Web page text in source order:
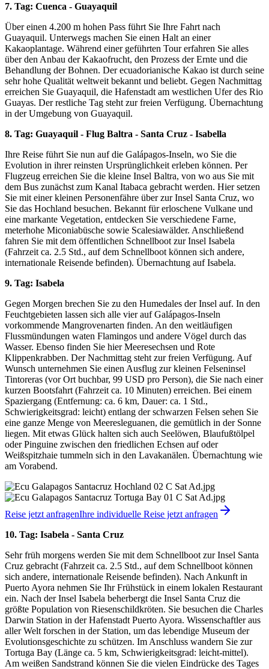
7. Tag: Cuenca - Guayaquil
Über einen 4.200 m hohen Pass führt Sie Ihre Fahrt nach
Guayaquil. Unterwegs machen Sie einen Halt an einer
Kakaoplantage. Während einer geführten Tour erfahren Sie alles
über den Anbau der Kakaofrucht, den Prozess der Ernte und die
Behandlung der Bohnen. Der ecuadorianische Kakao ist durch seine
sehr hohe Qualität weltweit bekannt und beliebt. Gegen Nachmittag
erreichen Sie Guayaquil, die Hafenstadt am westlichen Ufer des Rio
Guayas. Der restliche Tag steht zur freien Verfügung. Übernachtung
in der Umgebung von Guayaquil.
8. Tag: Guayaquil - Flug Baltra - Santa Cruz - Isabella
Ihre Reise führt Sie nun auf die Galápagos-Inseln, wo Sie die
Evolution in ihrer reinsten Ursprünglichkeit erleben können. Per
Flugzeug erreichen Sie die kleine Insel Baltra, von wo aus Sie mit
dem Bus zunächst zum Kanal Itabaca gebracht werden. Hier setzen
Sie mit einer kleinen Personenfähre über zur Insel Santa Cruz, wo
Sie das Hochland besuchen. Bekannt für erloschene Vulkane und
eine markante Vegetation, entdecken Sie verschiedene Farne,
meterhohe Miconiabüsche sowie Scalesiawälder. Anschließend
fahren Sie mit dem öffentlichen Schnellboot zur Insel Isabela
(Fahrzeit ca. 2.5 Std., auf dem Schnellboot können sich andere,
internationale Reisende befinden). Übernachtung auf Isabela.
9. Tag: Isabela
Gegen Morgen brechen Sie zu den Humedales der Insel auf. In den
Feuchtgebieten lassen sich alle vier auf Galápagos-Inseln
vorkommende Mangrovenarten finden. An den weitläufigen
Flussmündungen waten Flamingos und andere Vögel durch das
Wasser. Ebenso finden Sie hier Meeresechsen und Rote
Klippenkrabben. Der Nachmittag steht zur freien Verfügung. Auf
Wunsch unternehmen Sie einen Ausflug zur kleinen Felseninsel
Tintoreras (vor Ort buchbar, 99 USD pro Person), die Sie nach einer
kurzen Bootsfahrt (Fahrzeit ca. 10 Minuten) erreichen. Bei einem
Spaziergang (Entfernung: ca. 6 km, Dauer: ca. 1 Std.,
Schwierigkeitsgrad: leicht) entlang der schwarzen Felsen sehen Sie
eine ganze Menge von Meeresleguanen, die gemütlich in der Sonne
liegen. Mit etwas Glück halten sich auch Seelöwen, Blaufußtölpel
oder Pinguine zwischen den friedlichen Echsen auf oder
Weißspitzhaie tummeln sich in den Lavakanälen. Übernachtung wie
am Vorabend.
Reise jetzt anfragenIhre individuelle Reise jetzt anfragen
10. Tag: Isabela - Santa Cruz
Sehr früh morgens werden Sie mit dem Schnellboot zur Insel Santa
Cruz gebracht (Fahrzeit ca. 2.5 Std., auf dem Schnellboot können
sich andere, internationale Reisende befinden). Nach Ankunft in
Puerto Ayora nehmen Sie Ihr Frühstück in einem lokalen Restaurant
ein. Nach der Insel Isabela beherbergt die Insel Santa Cruz die
größte Population von Riesenschildkröten. Sie besuchen die Charles
Darwin Station in der Hafenstadt Puerto Ayora. Wissenschaftler aus
aller Welt forschen in der Station, um das lebendige Museum der
Evolutionsgeschichte zu schützen. Im Anschluss wandern Sie zur
Tortuga Bay (Länge ca. 5 km, Schwierigkeitsgrad: leicht-mittel).
Am weißen Sandstrand können Sie die vielen Eindrücke des Tages